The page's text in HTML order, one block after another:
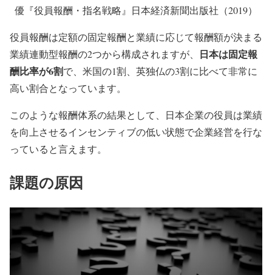
優『役員報酬・指名戦略』日本経済新聞出版社（2019）
役員報酬は定額の固定報酬と業績に応じて報酬額が決まる
業績連動型報酬の2つから構成されますが、 日本は固定報
酬比率が6割で、米国の1割、英独仏の3割に比べて非常に
高い割合となっています。
このような報酬体系の結果として、日本企業の役員は業績
を向上させるインセンティブの低い状態で企業経営を行な
っていると言えます。
課題の原因